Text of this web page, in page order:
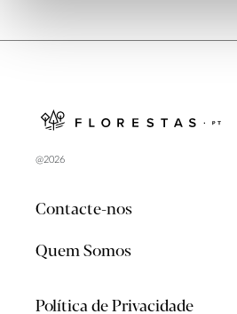
@2026
Contacte-nos
Quem Somos
Política de Privacidade